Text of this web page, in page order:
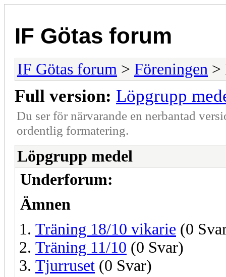
IF Götas forum
IF Götas forum > Föreningen >
Full version: Löpgrupp
Du ser för närvarande en nerbantad
ordentlig formatering.
Löpgrupp medel
Underforum:
Ämnen
Träning 18/10 vikarie (0
Träning 11/10 (0 Svar)
Tjurruset (0 Svar)